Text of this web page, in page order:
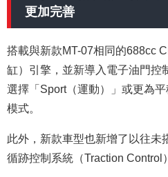
更加完善
搭載與新款MT-07相同的688cc
缸）引擎，並新導入電子油門控
選擇「Sport（運動）」或更為平
模式。
此外，新款車型也新增了以往未
循跡控制系統（Traction Control